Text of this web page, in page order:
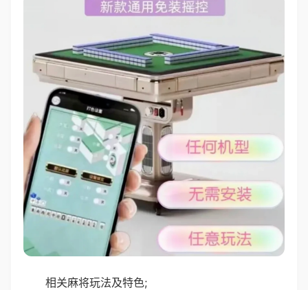
相关麻将玩法及特色;